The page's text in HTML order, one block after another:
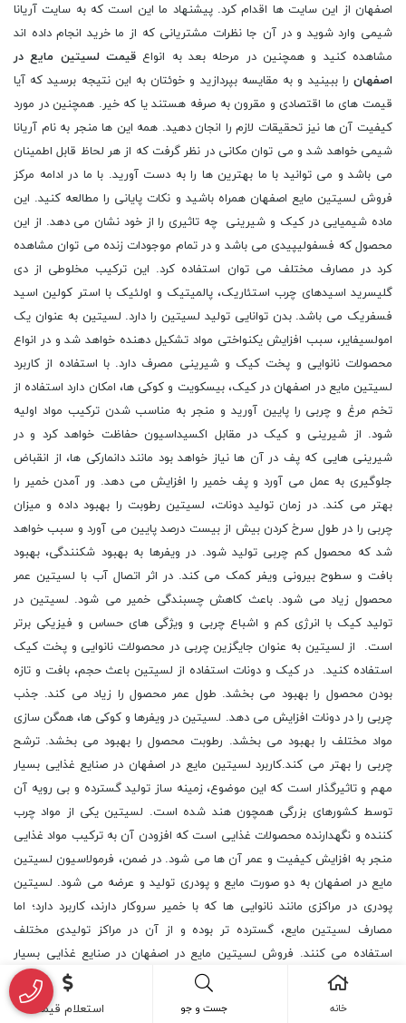
اصفهان از این سایت ها اقدام کرد. پیشنهاد ما این است که به سایت آریانا
شیمی وارد شوید و در آن جا نظرات مشتریانی که از ما خرید انجام داده اند
مشاهده کنید و همچنین در مرحله بعد به انواع قیمت لسیتین مایع در
اصفهان را ببینید و به مقایسه بپردازید و خوئتان به این نتیجه برسید که آیا
قیمت های ما اقتصادی و مقرون به صرفه هستند یا که خیر. همچنین در مورد
کیفیت آن ها نیز تحقیقات لازم را انجان دهید. همه این ها منجر به نام آریانا
شیمی خواهد شد و می توان مکانی در نظر گرفت که از هر لحاظ قابل اطمینان
می باشد و می توانید با ما بهترین ها را به دست آورید. با ما در ادامه مرکز
فروش لسیتین مایع اصفهان همراه باشید و نکات پایانی را مطالعه کنید. این
ماده شیمیایی در کیک و شیرینی چه تاثیری را از خود نشان می دهد. از این
محصول که فسفولیپیدی می باشد و در تمام موجودات زنده می توان مشاهده
کرد در مصارف مختلف می توان استفاده کرد. این ترکیب مخلوطی از دی
گلیسرید اسیدهای چرب استئاریک، پالمیتیک و اولئیک با استر کولین اسید
فسفریک می باشد. بدن توانایی تولید لسیتین را دارد. لسیتین به عنوان یک
امولسیفایر، سبب افزایش یکنواختی مواد تشکیل دهنده خواهد شد و در انواع
محصولات نانوایی و پخت کیک و شیرینی مصرف دارد. با استفاده از کاربرد
لسیتین مایع در اصفهان در کیک، بیسکویت و کوکی ها، امکان دارد استفاده از
تخم مرغ و چربی را پایین آورید و منجر به مناسب شدن ترکیب مواد اولیه
شود. از شیرینی و کیک در مقابل اکسیداسیون حفاظت خواهد کرد و در
شیرینی هایی که پف در آن ها نیاز خواهد بود مانند دانمارکی ها، از انقباض
جلوگیری به عمل می آورد و پف خمیر را افزایش می دهد. ور آمدن خمیر را
بهتر می کند. در زمان تولید دونات، لسیتین رطوبت را بهبود داده و میزان
چربی را در طول سرخ کردن بیش از بیست درصد پایین می آورد و سبب خواهد
شد که محصول کم چربی تولید شود. در ویفرها به بهبود شکنندگی، بهبود
بافت و سطوح بیرونی ویفر کمک می کند. در اثر اتصال آب با لسیتین عمر
محصول زیاد می شود. باعث کاهش چسبندگی خمیر می شود. لسیتین در
تولید کیک با انرژی کم و اشباع چربی و ویژگی های حساس و فیزیکی برتر
است. از لسیتین به عنوان جایگزین چربی در محصولات نانوایی و پخت کیک
استفاده کنید. در کیک و دونات استفاده از لسیتین باعث حجم، بافت و تازه
بودن محصول را بهبود می بخشد. طول عمر محصول را زیاد می کند. جذب
چربی را در دونات افزایش می دهد. لسیتین در ویفرها و کوکی ها، همگن سازی
مواد مختلف را بهبود می بخشد. رطوبت محصول را بهبود می بخشد. ترشح
چربی را بهتر می کند.کاربرد لسیتین مایع در اصفهان در صنایع غذایی بسیار
مهم و تاثیرگذار است که این موضوع، زمینه ساز تولید گسترده و بی رویه آن
توسط کشورهای بزرگی همچون هند شده است. لسیتین یکی از مواد چرب
کننده و نگهدارنده محصولات غذایی است که افزودن آن به ترکیب مواد غذایی
منجر به افزایش کیفیت و عمر آن ها می شود. در ضمن، فرمولاسیون لسیتین
مایع در اصفهان به دو صورت مایع و پودری تولید و عرضه می شود. لسیتین
پودری در مراکزی مانند نانوایی ها که با خمیر سروکار دارند، کاربرد دارد؛ اما
مصارف لسیتین مایع، گسترده تر بوده و از آن در مراکز تولیدی مختلف
استفاده می کنند. فروش لسیتین مایع در اصفهان در صنایع غذایی بسیار
گسترده است. هر چند از این ماده اولیه در صنایع دیگر نیز استفاده می کنند؛
اما بخش قابل توجهی از لسیتین تولیدی جهان در صنایع غذایی مصرف می
خانه جست و جو استعلام قیمت